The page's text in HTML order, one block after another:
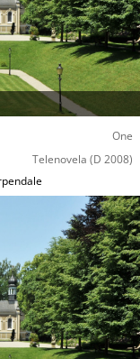
One
Telenovela (D 2008)